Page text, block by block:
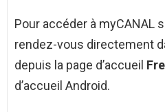
Pour accéder à myCANAL
rendez-vous directement
depuis la page d’accueil
d’accueil Android.